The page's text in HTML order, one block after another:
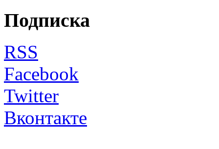
Подписка
RSS
Facebook
Twitter
Вконтакте